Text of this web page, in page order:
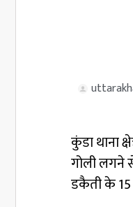
कुंडा थाना
गोली लगने
डकैती के